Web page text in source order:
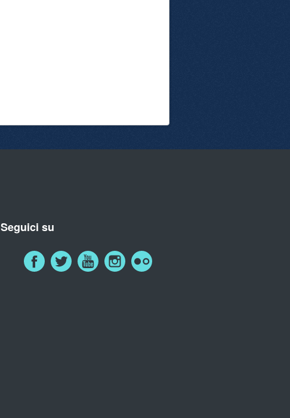
Seguici su